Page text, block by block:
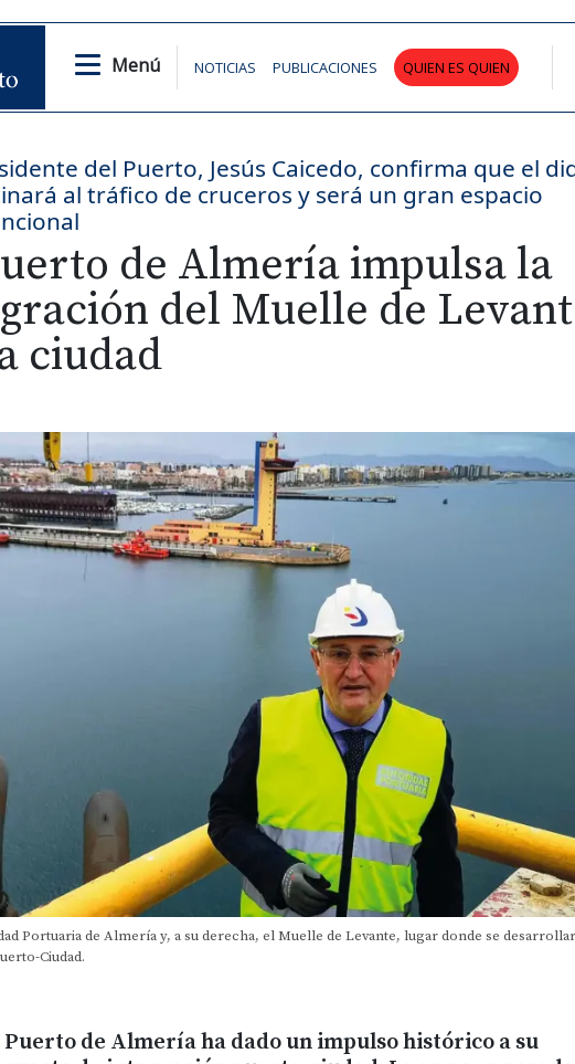
Menú NOTICIAS PUBLICACIONES QUIEN ES QUIEN
del Puerto, Jesús Caicedo, confirma que el
al tráfico de cruceros y será un gran espacio
de Almería impulsa la
del Muelle de
ciudad
Portuaria de Almería y, a su derecha, el Muelle de Levante, lugar donde se
Ciudad.
Puerto de Almería ha dado un impulso histórico a su